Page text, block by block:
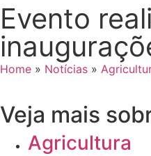
Evento
Home » Notícias »
Veja mais
Agricultura